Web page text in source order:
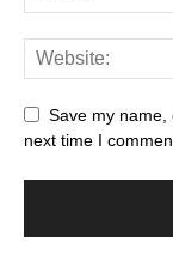
Save my name,
next time I